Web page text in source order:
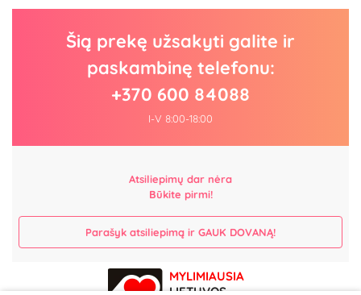
Šią prekę užsakyti galite ir
paskambinę telefonu:
+370 600 84088
I-V 8:00-18:00
Atsiliepimų dar nėra
Būkite pirmi!
Parašyk atsiliepimą ir GAUK DOVANĄ!
MYLIMIAUSIA
LIETUVOS